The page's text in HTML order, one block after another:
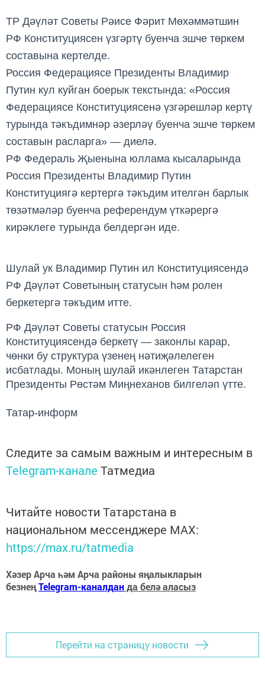
ТР Дәүләт Советы Рәисе Фәрит Мөхәммәтшин
РФ Конституциясен үзгәртү буенча эшче төркем
составына кертелде.
Россия Федерациясе Президенты Владимир
Путин кул куйган боерык текстында: «Россия
Федерациясе Конституциясенә үзгәрешләр кертү
турында тәкъдимнәр әзерләү буенча эшче төркем
составын расларга» — диелә.
РФ Федераль Җыенына юллама кысаларында
Россия Президенты Владимир Путин
Конституциягә кертергә тәкъдим ителгән барлык
төзәтмәләр буенча референдум үткәрергә
кирәклеге турында белдергән иде.
Шулай ук Владимир Путин ил Конституциясендә
РФ Дәүләт Советының статусын һәм ролен
беркетергә тәкъдим итте.
РФ Дәүләт Советы статусын Россия
Конституциясендә беркетү — законлы карар,
чөнки бу структура үзенең нәтиҗәлелеген
исбатлады. Моның шулай икәнлеген Татарстан
Президенты Рөстәм Миңнеханов билгеләп үтте.
Татар-информ
Следите за самым важным и интересным в
Telegram-канале Татмедиа
Читайте новости Татарстана в
национальном мессенджере MАХ:
https://max.ru/tatmedia
Хәзер Арча һәм Арча районы яңалыкларын
безнеңTelegram-каналданда белә аласыз
Перейти на страницу новости